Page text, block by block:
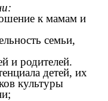
к мамам и
семьи,
и родителей.
детей, их
культуры